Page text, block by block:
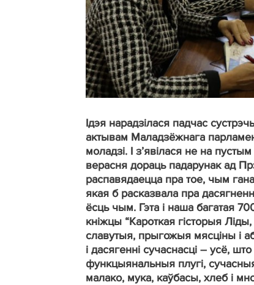
Ідэя нарадзілася падчас
актывам Маладзёжнага
моладзі. І з’явілася не на
верасня дораць падарунак ад
распавядаецца пра тое, чым
якая б расказвала пра
ёсць чым. Гэта і наша багатая
кніжцы “Кароткая гісторыя
славутыя, прыгожыя мясціны і
і дасягенні сучаснасці – усё,
функцыянальныя плугі,
малако, мука, каўбасы, хлеб і